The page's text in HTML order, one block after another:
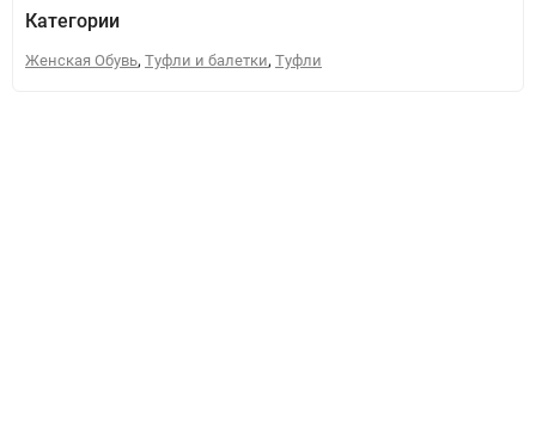
Категории
Женская Обувь, Туфли и балетки, Туфли